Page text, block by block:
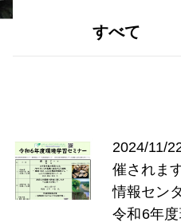
すべて
2024/11/
催されま
情報セン
令和6年